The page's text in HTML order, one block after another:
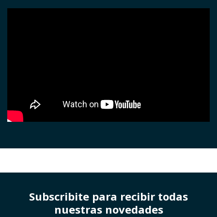
Subscribite para recibir todas
nuestras novedades